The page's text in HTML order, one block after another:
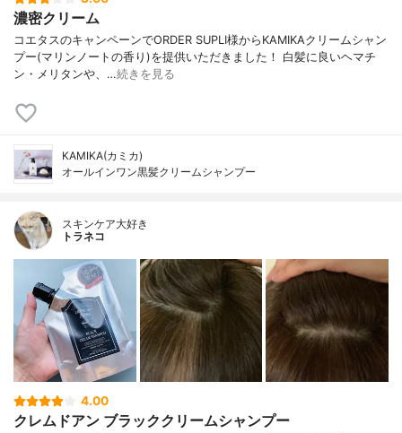
濃密クリーム
コエタスのキャンペーンでORDER SUPLI様からKAMIKAクリームシャン
プー(マリンノートの香り)を提供いただきました！ 白髪に良いヘマチ
ン・メリタンや、…続きを見る
KAMIKA(カミカ)
オールインワン黒髪クリームシャンプー
スキンケア大好き
トラネコ
4.00
クレムドアン ブラッククリームシャンプー